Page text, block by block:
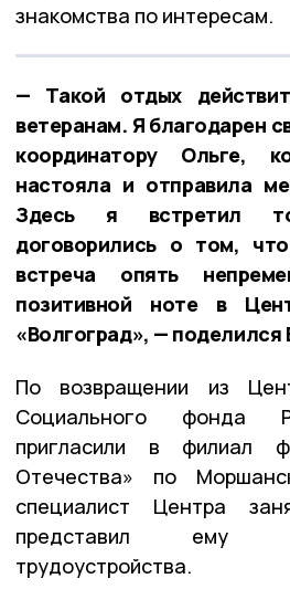
знакомства по интересам.
— Такой отдых
ветеранам. Я благодарен
координатору Ольге,
настояла и отправила
Здесь я встретил
договорились о том,
встреча опять
позитивной ноте в
«Волгоград», — поделился
По возвращении из
Социального фонда
пригласили в филиал
Отечества» по
специалист Центра
представил ему
трудоустройства.